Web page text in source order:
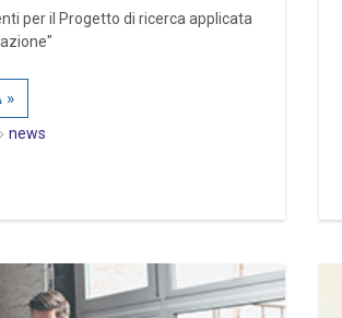
per il Progetto di ricerca applicata
»
news